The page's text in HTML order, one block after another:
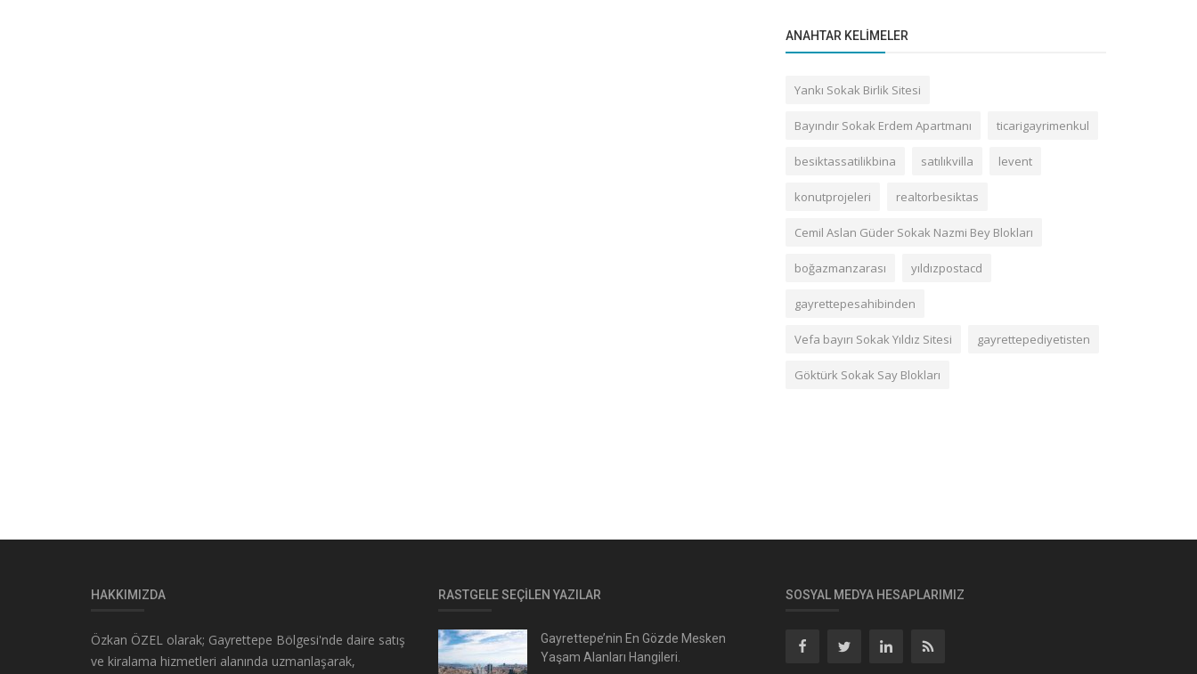
ANAHTAR KELIMELER
Yankı Sokak Birlik Sitesi
Bayındır Sokak Erdem Apartmanı ticarigayrimenkul
besiktassatilikbina satılıkvilla levent
konutprojeleri realtorbesiktas
Cemil Aslan Güder Sokak Nazmi Bey Blokları
boğazmanzarası yıldızpostacd
gayrettepesahibinden
Vefa bayırı Sokak Yıldız Sitesi gayrettepediyetisten
Göktürk Sokak Say Blokları
HAKKIMIZDA
Özkan ÖZEL olarak; Gayrettepe Bölgesi'nde daire satış
ve kiralama hizmetleri alanında uzmanlaşarak,
RASTGELE SEÇILEN YAZILAR
Gayrettepe’nin En Gözde Mesken
Yaşam Alanları Hangileri.
SOSYAL MEDYA HESAPLARIMIZ